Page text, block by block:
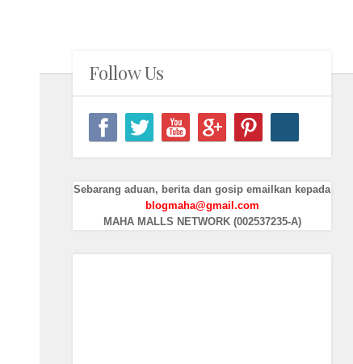
Follow Us
Sebarang aduan, berita dan gosip emailkan kepada
blogmaha@gmail.com
MAHA MALLS NETWORK (002537235-A)